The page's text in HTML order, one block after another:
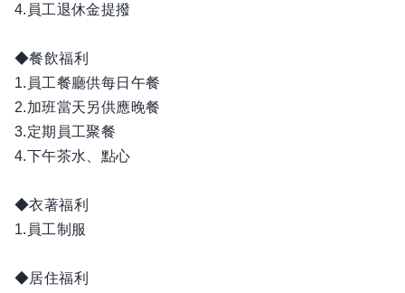
4.員工退休金提撥
◆餐飲福利
1.員工餐廳供每日午餐
2.加班當天另供應晚餐
3.定期員工聚餐
4.下午茶水、點心
◆衣著福利
1.員工制服
◆居住福利